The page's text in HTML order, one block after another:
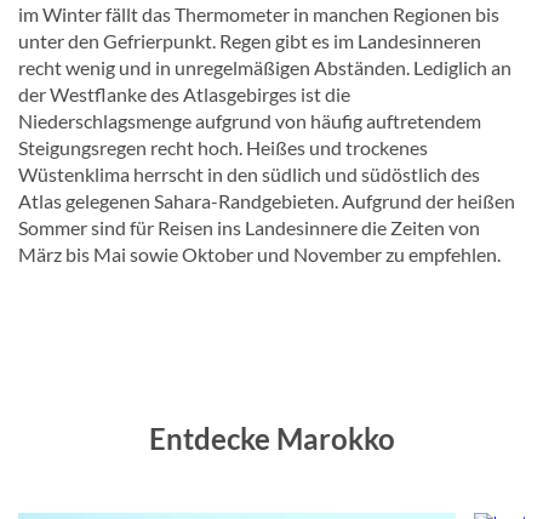
im Winter fällt das Thermometer in manchen Regionen bis
unter den Gefrierpunkt. Regen gibt es im Landesinneren
recht wenig und in unregelmäßigen Abständen. Lediglich an
der Westflanke des Atlasgebirges ist die
Niederschlagsmenge aufgrund von häufig auftretendem
Steigungsregen recht hoch. Heißes und trockenes
Wüstenklima herrscht in den südlich und südöstlich des
Atlas gelegenen Sahara-Randgebieten. Aufgrund der heißen
Sommer sind für Reisen ins Landesinnere die Zeiten von
März bis Mai sowie Oktober und November zu empfehlen.
Entdecke Marokko